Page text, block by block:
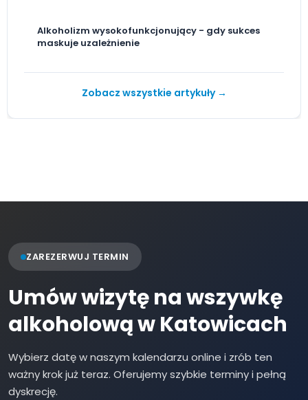
Alkoholizm wysokofunkcjonujący - gdy sukces
maskuje uzależnienie
Zobacz wszystkie artykuły →
ZAREZERWUJ TERMIN
Umów wizytę na wszywkę
alkoholową w Katowicach
Wybierz datę w naszym kalendarzu online i zrób ten
ważny krok już teraz. Oferujemy szybkie terminy i pełną
dyskrecję.